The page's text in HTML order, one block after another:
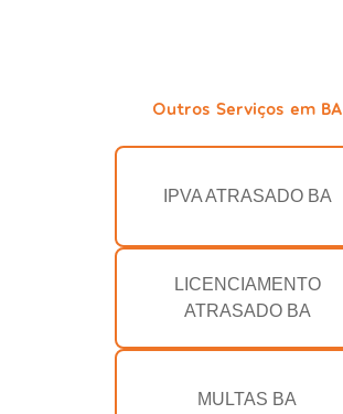
Outros Serviços em BA
IPVA ATRASADO BA
LICENCIAMENTO
ATRASADO BA
MULTAS BA